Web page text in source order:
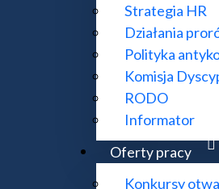
Strategia HR
Działania
Polityka
Komisja
RODO
Informator
Oferty pracy
Konkursy
KONTAKT:
ul. Śniadeckich 8, 00-656
22 522 81 00
im@impan.pl
Uwagi na temat działania strony i treści na